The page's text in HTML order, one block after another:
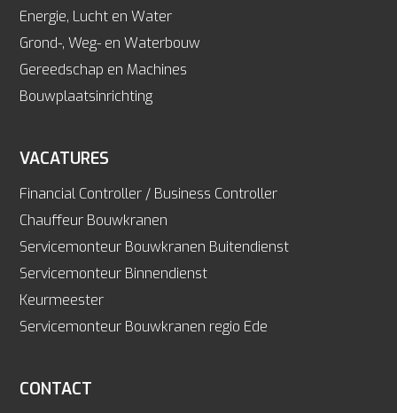
VACATURES
Financial Controller / Business Controller
Chauffeur Bouwkranen
Servicemonteur Bouwkranen Buitendienst
Servicemonteur Binnendienst
Keurmeester
Servicemonteur Bouwkranen regio Ede
Energie, Lucht en Water
Grond-, Weg- en Waterbouw
Gereedschap en Machines
Bouwplaatsinrichting
CONTACT